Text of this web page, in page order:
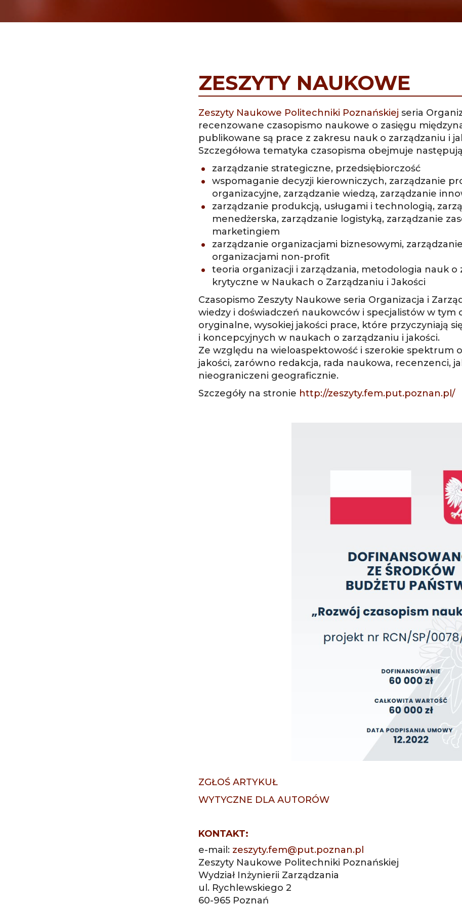
ZESZYTY NAUKOWE
Zeszyty Naukowe Politechniki Poznańskiej seria
recenzowane czasopismo naukowe o zasięgu
publikowane są prace z zakresu nauk o zarządzaniu i
Szczegółowa tematyka czasopisma obejmuje
zarządzanie strategiczne, przedsiębiorczość
wspomaganie decyzji kierowniczych, zarządzanie
organizacyjne, zarządzanie wiedzą, zarządzanie
zarządzanie produkcją, usługami i technologią,
menedżerska, zarządzanie logistyką, zarządzanie
marketingiem
zarządzanie organizacjami biznesowymi,
organizacjami non-profit
teoria organizacji i zarządzania, metodologia nauk o
krytyczne w Naukach o Zarządzaniu i Jakości
Czasopismo Zeszyty Naukowe seria Organizacja i
wiedzy i doświadczeń naukowców i specjalistów w tym
oryginalne, wysokiej jakości prace, które przyczyniają
i koncepcyjnych w naukach o zarządzaniu i jakości.
Ze względu na wieloaspektowość i szerokie spektrum
jakości, zarówno redakcja, rada naukowa, recenzenci,
nieograniczeni geograficznie.
Szczegóły na stronie http://zeszyty.fem.put.poznan.pl/
ZGŁOŚ ARTYKUŁ
WYTYCZNE DLA AUTORÓW
KONTAKT:
e-mail: zeszyty.fem@put.poznan.pl
Zeszyty Naukowe Politechniki Poznańskiej
Wydział Inżynierii Zarządzania
ul. Rychlewskiego 2
60-965 Poznań